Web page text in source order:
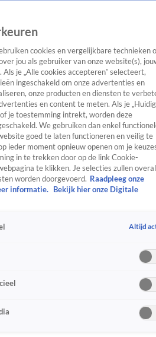
TV Algemeen
Tip
RealityCrimeVideo's
cookies en vergelijkbare technieken
jou als gebruiker van onze website(s),
je „Alle cookies accepteren” selecteert,
ingeschakeld om onze advertenties en
onze producten en diensten te
en content te meten. Als je
je toestemming intrekt, worden deze
We gebruiken dan enkel
goed te laten functioneren en veilig te
ieder moment opnieuw openen om je
in te trekken door op de link Cookie-
te klikken. Je selecties zullen overal
worden doorgevoerd. Raadpleeg onze
informatie.
Bekijk hier onze Digitale
Altijd